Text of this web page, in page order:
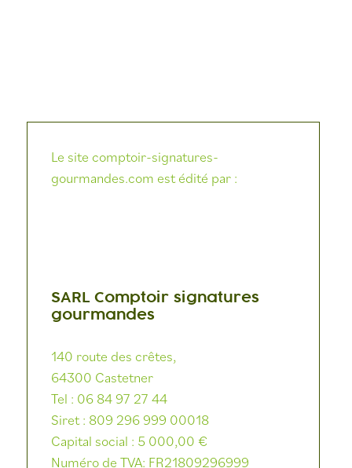
Le site comptoir-signatures-
gourmandes.com est édité par :
SARL Comptoir signatures
gourmandes
140 route des crêtes,
64300 Castetner
Tel : 06 84 97 27 44
Siret : 809 296 999 00018
Capital social : 5 000,00 €
Numéro de TVA: FR21809296999